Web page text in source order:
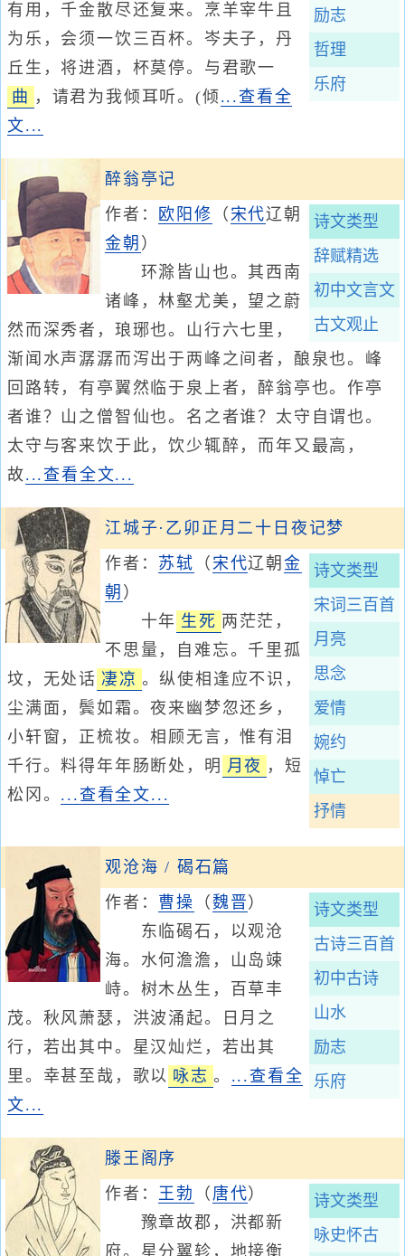
励志
哲理
乐府
有用，千金散尽还复来。烹羊宰牛且
为乐，会须一饮三百杯。岑夫子，丹
丘生，将进酒，杯莫停。与君歌一
曲 ，请君为我倾耳听。(倾 ...查看全
文...
醉翁亭记
诗文类型
辞赋精选
初中文言文
古文观止
作者： 欧阳修 （ 宋代辽朝
金朝 ）
环滁皆山也。其西南
诸峰，林壑尤美，望之蔚
然而深秀者，琅琊也。山行六七里，
渐闻水声潺潺而泻出于两峰之间者，酿泉也。峰
回路转，有亭翼然临于泉上者，醉翁亭也。作亭
者谁？山之僧智仙也。名之者谁？太守自谓也。
太守与客来饮于此，饮少辄醉，而年又最高，
故...查看全文...
江城子·乙卯正月二十日夜记梦
诗文类型
宋词三百首
月亮
思念
爱情
婉约
悼亡
抒情
作者： 苏轼 （ 宋代辽朝金
朝 ）
十年 生死 两茫茫，
不思量，自难忘。千里孤
坟，无处话 凄凉 。纵使相逢应不识，
尘满面，鬓如霜。夜来幽梦忽还乡，
小轩窗，正梳妆。相顾无言，惟有泪
千行。料得年年肠断处，明 月夜 ，短
松冈。 ...查看全文...
观沧海 / 碣石篇
诗文类型
古诗三百首
初中古诗
山水
励志
乐府
作者： 曹操 （ 魏晋 ）
东临碣石，以观沧
海。水何澹澹，山岛竦
峙。树木丛生，百草丰
茂。秋风萧瑟，洪波涌起。日月之
行，若出其中。星汉灿烂，若出其
里。幸甚至哉，歌以 咏志 。 ...查看全
文...
滕王阁序
诗文类型
咏史怀古
作者： 王勃 （ 唐代）
豫章故郡，洪都新
府。星分翼轸，地接衡